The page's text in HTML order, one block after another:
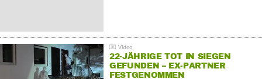
22-JÄHRIGE TOT IN SIEGEN
GEFUNDEN – EX-PARTNER
FESTGENOMMEN